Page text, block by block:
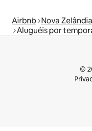
Airbnb Nova Zelândia
Aluguéis por
©